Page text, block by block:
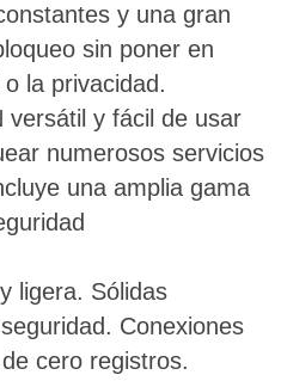
y una gran
sin poner en
la privacidad.
versátil y fácil de usar
numerosos servicios
una amplia gama
ligera. Sólidas
Conexiones
cero registros.